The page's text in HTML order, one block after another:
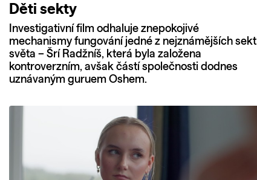
Děti sekty
Investigativní film odhaluje znepokojivé
mechanismy fungování jedné z nejznámějších sekt
světa – Šrí Radžníš, která byla založena
kontroverzním, avšak částí společnosti dodnes
uznávaným guruem Oshem.